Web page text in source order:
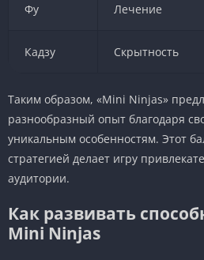
Фу Лечение
Кадзу Скрытность
Таким образом, «Mini Ninjas»
разнообразный опыт благодаря
уникальным особенностям. Этот
стратегией делает игру
аудитории.
Как развивать
Mini Ninjas